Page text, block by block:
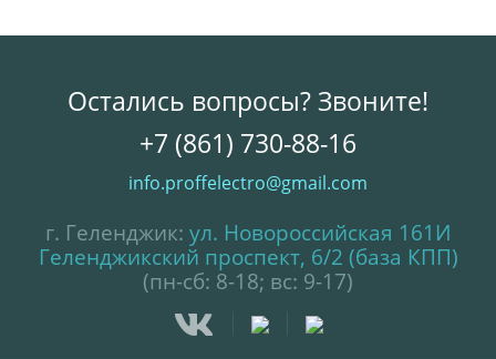
Остались вопросы? Звоните!
+7 (861) 730-88-16
info.proffelectro@gmail.com
г. Геленджик: ул. Новороссийская 161И
Геленджикский проспект, 6/2 (база КПП)
(пн-сб: 8-18; вс: 9-17)